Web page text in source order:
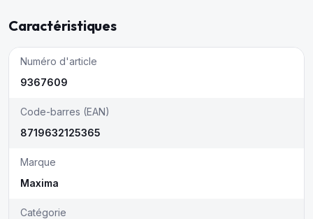
Caractéristiques
Numéro d'article
9367609
Code-barres (EAN)
8719632125365
Marque
Maxima
Catégorie